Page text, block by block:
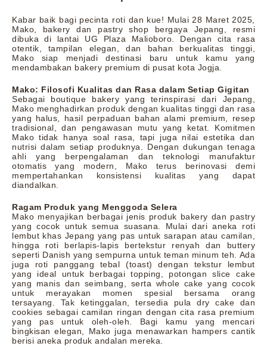
Kabar baik bagi pecinta roti dan kue! Mulai 28 Maret 2025,
Mako, bakery dan pastry shop bergaya Jepang, resmi
dibuka di lantai UG Plaza Malioboro. Dengan cita rasa
otentik, tampilan elegan, dan bahan berkualitas tinggi,
Mako siap menjadi destinasi baru untuk kamu yang
mendambakan bakery premium di pusat kota Jogja.
Mako: Filosofi Kualitas dan Rasa dalam Setiap Gigitan
Sebagai boutique bakery yang terinspirasi dari Jepang,
Mako menghadirkan produk dengan kualitas tinggi dan rasa
yang halus, hasil perpaduan bahan alami premium, resep
tradisional, dan pengawasan mutu yang ketat. Komitmen
Mako tidak hanya soal rasa, tapi juga nilai estetika dan
nutrisi dalam setiap produknya. Dengan dukungan tenaga
ahli yang berpengalaman dan teknologi manufaktur
otomatis yang modern, Mako terus berinovasi demi
mempertahankan konsistensi kualitas yang dapat
diandalkan.
Ragam Produk yang Menggoda Selera
Mako menyajikan berbagai jenis produk bakery dan pastry
yang cocok untuk semua suasana. Mulai dari aneka roti
lembut khas Jepang yang pas untuk sarapan atau camilan,
hingga roti berlapis-lapis bertekstur renyah dan buttery
seperti Danish yang sempurna untuk teman minum teh. Ada
juga roti panggang tebal (toast) dengan tekstur lembut
yang ideal untuk berbagai topping, potongan slice cake
yang manis dan seimbang, serta whole cake yang cocok
untuk merayakan momen spesial bersama orang
tersayang. Tak ketinggalan, tersedia pula dry cake dan
cookies sebagai camilan ringan dengan cita rasa premium
yang pas untuk oleh-oleh. Bagi kamu yang mencari
bingkisan elegan, Mako juga menawarkan hampers cantik
berisi aneka produk andalan mereka.